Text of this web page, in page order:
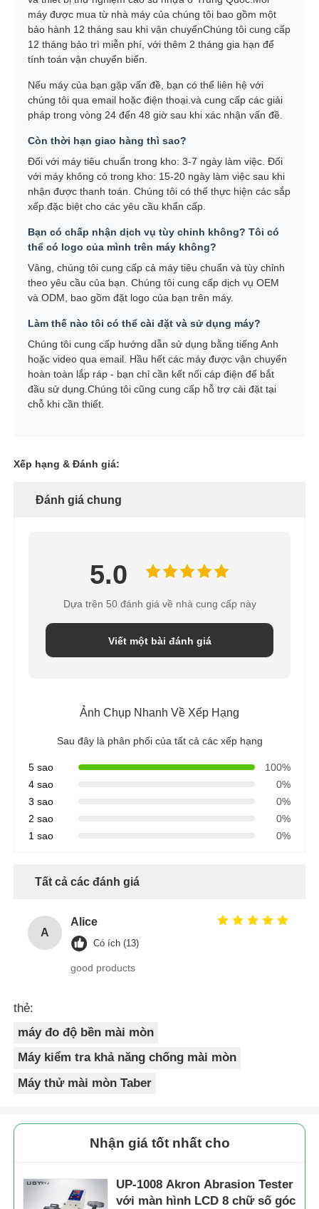
máy được mua từ nhà máy của chúng tôi bao gồm một
bảo hành 12 tháng sau khi vận chuyểnChúng tôi cung cấp
12 tháng bảo trì miễn phí, với thêm 2 tháng gia hạn để
tính toán vận chuyển biển.
Nếu máy của bạn gặp vấn đề, bạn có thể liên hệ với
chúng tôi qua email hoặc điện thoại.và cung cấp các giải
pháp trong vòng 24 đến 48 giờ sau khi xác nhận vấn đề.
Còn thời hạn giao hàng thì sao?
Đối với máy tiêu chuẩn trong kho: 3-7 ngày làm việc. Đối
với máy không có trong kho: 15-20 ngày làm việc sau khi
nhận được thanh toán. Chúng tôi có thể thực hiện các sắp
xếp đặc biệt cho các yêu cầu khẩn cấp.
Bạn có chấp nhận dịch vụ tùy chỉnh không? Tôi có
thể có logo của mình trên máy không?
Vâng, chúng tôi cung cấp cả máy tiêu chuẩn và tùy chỉnh
theo yêu cầu của bạn. Chúng tôi cung cấp dịch vụ OEM
và ODM, bao gồm đặt logo của bạn trên máy.
Làm thế nào tôi có thể cài đặt và sử dụng máy?
Chúng tôi cung cấp hướng dẫn sử dụng bằng tiếng Anh
hoặc video qua email. Hầu hết các máy được vận chuyển
hoàn toàn lắp ráp - bạn chỉ cần kết nối cáp điện để bắt
đầu sử dụng.Chúng tôi cũng cung cấp hỗ trợ cài đặt tại
chỗ khi cần thiết.
Xếp hạng & Đánh giá:
Đánh giá chung
5.0
Dựa trên 50 đánh giá về nhà cung cấp này
Viết một bài đánh giá
Ảnh Chụp Nhanh Về Xếp Hạng
Sau đây là phân phối của tất cả các xếp hạng
5 sao
100%
4 sao
0%
3 sao
0%
2 sao
0%
1 sao
0%
Tất cả các đánh giá
A
Alice
Có ích (13)
good products
thẻ:
máy đo độ bền mài mòn
Máy kiểm tra khả năng chống mài mòn
Máy thử mài mòn Taber
Nhận giá tốt nhất cho
UP-1008 Akron Abrasion Tester
với màn hình LCD 8 chữ số góc